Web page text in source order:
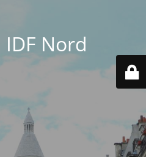
Nord